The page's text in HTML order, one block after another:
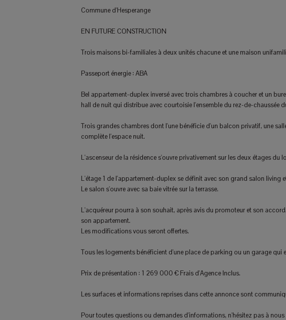
Commune d'Hesperange
EN FUTURE CONSTRUCTION
Trois maisons bi-familiales à deux unités chacune et une maison
Passeport énergie : ABA
Bel appartement-duplex inversé avec trois chambres à coucher et un
hall de nuit qui distribue avec courtoisie l'ensemble du rez-de-chaussée
Trois grandes chambres dont l'une bénéficie d'un balcon privatif, une
complète l'espace nuit.
L'ascenseur de la résidence s'ouvre privativement sur les deux étages du
L'étage 1 de l'appartement-duplex se définit avec son grand salon living
Le salon s'ouvre avec sa baie vitrée sur la terrasse.
L'acquéreur pourra à son souhait, après avis du promoteur et son
son appartement.
Les modifications vous seront offertes.
Tous les logements bénéficient d'une place de parking ou un garage qui
Prix de présentation : 1 269 000 € Frais d'Agence Inclus.
Les surfaces et informations reprises dans cette annonce sont
Pour toutes questions ou demandes d'informations, n'hésitez pas à